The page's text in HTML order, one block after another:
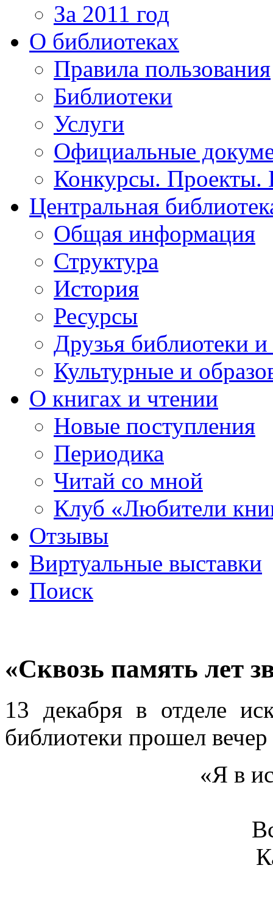
За 2011 год
О библиотеках
Правила пользования
Библиотеки
Услуги
Официальные
Конкурсы.
Центральная
Общая информация
Структура
История
Ресурсы
Друзья библиотеки
Культурные и
О книгах и чтении
Новые поступления
Периодика
Читай со мной
Клуб «Любители
Отзывы
Виртуальные выставки
Поиск
«Сквозь память лет
13 декабря в отделе
библиотеки прошел
«Я в